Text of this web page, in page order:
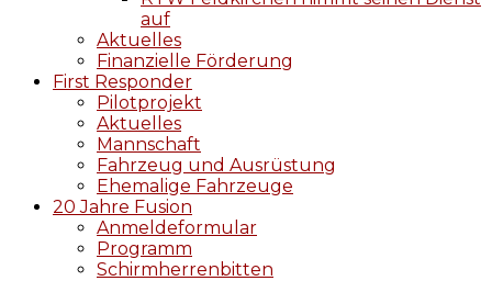
auf
Aktuelles
Finanzielle Förderung
First Responder
Pilotprojekt
Aktuelles
Mannschaft
Fahrzeug und Ausrüstung
Ehemalige Fahrzeuge
20 Jahre Fusion
Anmeldeformular
Programm
Schirmherrenbitten